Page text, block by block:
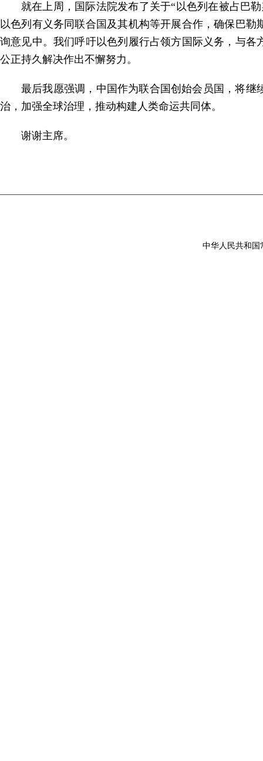
就在上周，国际法院发布了关于“以色列在被占巴
以色列有义务同联合国及其机构等开展合作，确保巴勒
询意见中。我们呼吁以色列履行占领方国际义务，与各
公正持久解决作出不懈努力。
最后我愿强调，中国作为联合国创始会员国，将继
治 ，加强全球治理，推动构建人类命运共同体。
谢谢主席。
中华人民共和国